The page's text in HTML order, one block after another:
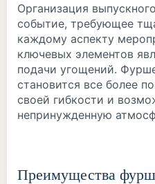
Организация
событие, требующее
каждому аспекту
ключевых элементов
подачи угощений.
становится все более
своей гибкости и
непринужденную
Преимущества